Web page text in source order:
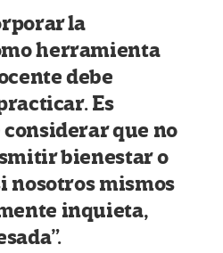
la
herramienta
debe
Es
que no
bienestar o
mismos
inquieta,